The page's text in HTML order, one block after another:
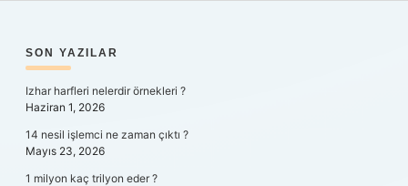
SIDEBAR
SON YAZILAR
Izhar harfleri nelerdir örnekleri ?
Haziran 1, 2026
14 nesil işlemci ne zaman çıktı ?
Mayıs 23, 2026
1 milyon kaç trilyon eder ?